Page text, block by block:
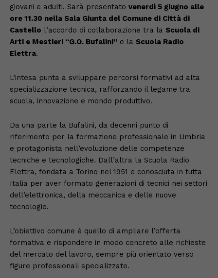
giovani e adulti. Sarà presentato venerdì 5 giugno alle
ore 11.30 nella Sala Giunta del Comune di Città di
Castello l’accordo di collaborazione tra la Scuola di
Arti e Mestieri “G.O. Bufalini” e la Scuola Radio
Elettra.
L’intesa punta a sviluppare percorsi formativi ad alta
specializzazione tecnica, rafforzando il legame tra
scuola, innovazione e mondo produttivo.
Da una parte la Bufalini, da decenni punto di
riferimento per la formazione professionale in Umbria
e protagonista nell’evoluzione delle competenze
tecniche e tecnologiche. Dall’altra la Scuola Radio
Elettra, fondata a Torino nel 1951 e conosciuta in tutta
Italia per aver formato generazioni di tecnici nei settori
dell’elettronica, della meccanica e delle nuove
tecnologie.
L’obiettivo comune è quello di ampliare l’offerta
formativa e rispondere in modo concreto alle richieste
del mercato del lavoro, sempre più orientato verso
figure professionali specializzate.